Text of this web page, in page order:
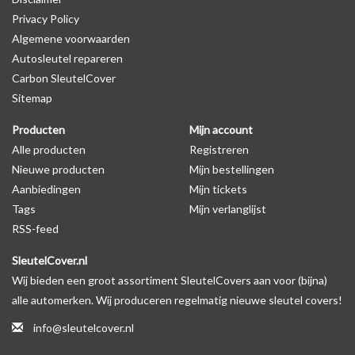
op de productfoto te kijken of er een logo zichtbaar is.
Levering
Voor 16:00 besteld = Dezelfde dag verzonden
Verzending naar België: 1/3 werkdagen
Specificaties
Merk: SleutelCover
Geschikt voor: Volkswagen
Gewicht: 20g
Materiaal: Siliconen
Geschikt voor o.a. de volgende modellen:
* Afhankelijk van het bouwjaar
voorbeeld in de productfoto's
Privacy Policy
Algemene voorwaarden
Autosleutel repareren
Carbon SleutelCover
Sitemap
Producten
Alle producten
Nieuwe producten
Aanbiedingen
Tags
RSS-feed
Mijn account
Registreren
Mijn bestellingen
Mijn tickets
Mijn verlanglijst
SleutelCover.nl
Wij bieden een groot assortiment SleutelCovers aan voor (bijna)
alle automerken. Wij produceren regelmatig nieuwe sleutel covers!
info@sleutelcover.nl